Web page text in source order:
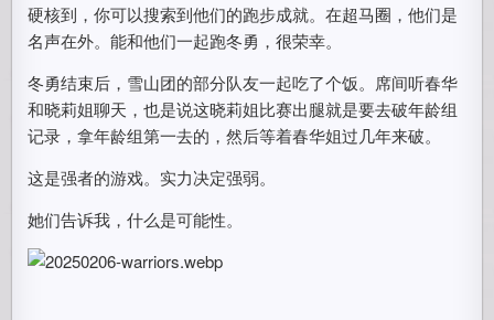
硬核到，你可以搜索到他们的跑步成就。在超马圈，他们是
名声在外。能和他们一起跑冬勇，很荣幸。
冬勇结束后，雪山团的部分队友一起吃了个饭。席间听春华
和晓莉姐聊天，也是说这晓莉姐比赛出腿就是要去破年龄组
记录，拿年龄组第一去的，然后等着春华姐过几年来破。
这是强者的游戏。实力决定强弱。
她们告诉我，什么是可能性。